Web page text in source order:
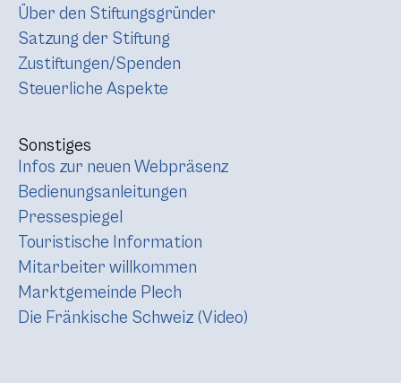
Über den Stiftungsgründer
Satzung der Stiftung
Zustiftungen/Spenden
Steuerliche Aspekte
Sonstiges
Infos zur neuen Webpräsenz
Bedienungsanleitungen
Pressespiegel
Touristische Information
Mitarbeiter willkommen
Marktgemeinde Plech
Die Fränkische Schweiz (Video)